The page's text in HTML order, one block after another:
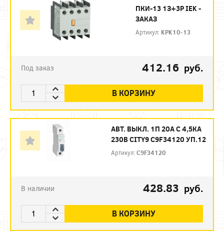
ПКИ-13 1З+3Р IEK -
ЗАКАЗ
Артикул: KPK10-13
Под заказ 412.16 руб.
В КОРЗИНУ
АВТ. ВЫКЛ. 1П 20А С 4,5КА
230В CITY9 C9F34120 УП.12
Артикул:C9F34120
В наличии 428.83 руб.
В КОРЗИНУ